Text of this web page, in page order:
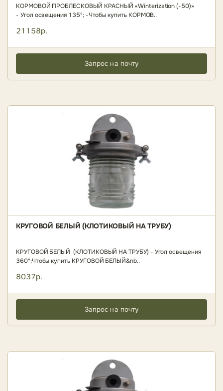
КОРМОВОЙ ПРОБЛЕСКОВЫЙ КРАСНЫЙ «Winterization (-50)»
- Угол освещения 135º; -Чтобы купить КОРМОВ..
21158р.
Запрос на почту
КРУГОВОЙ БЕЛЫЙ (КЛОТИКОВЫЙ НА ТРУБУ)
КРУГОВОЙ БЕЛЫЙ (КЛОТИКОВЫЙ НА ТРУБУ) - Угол освещения
360º;Чтобы купить КРУГОВОЙ БЕЛЫЙ&nb..
8037р.
Запрос на почту